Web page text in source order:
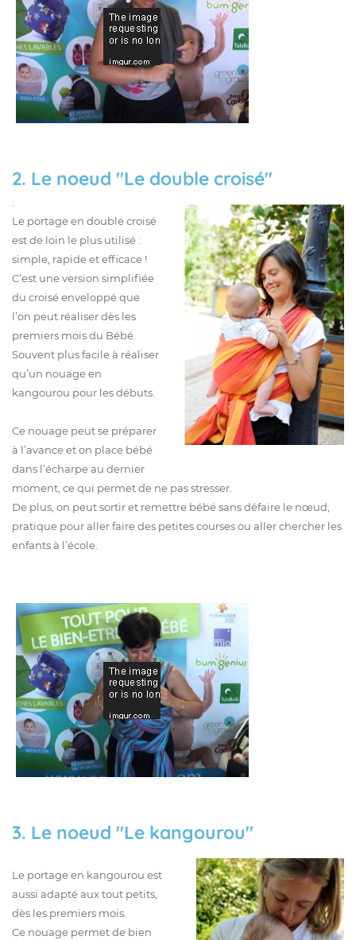
2. Le noeud "Le double croisé"
Le portage en double croisé
est de loin le plus utilisé :
simple, rapide et efficace !
C’est une version simplifiée
du croisé enveloppé que
l’on peut réaliser dès les
premiers mois du Bébé.
Souvent plus facile à réaliser
qu’un nouage en
kangourou pour les débuts.
Ce nouage peut se préparer
à l’avance et on place bébé
dans l’écharpe au dernier
moment, ce qui permet de ne pas stresser.
De plus, on peut sortir et remettre bébé sans défaire le nœud,
pratique pour aller faire des petites courses ou aller chercher les
enfants à l’école.
3. Le noeud "Le kangourou"
Le portage en kangourou est
aussi adapté aux tout petits,
dès les premiers mois.
Ce nouage permet de bien